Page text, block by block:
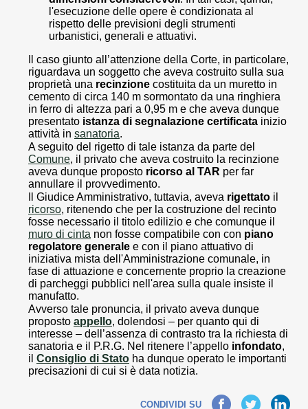
l'esecuzione delle opere è condizionata al
rispetto delle previsioni degli strumenti
urbanistici, generali e attuativi.
Il caso giunto all’attenzione della Corte, in particolare,
riguardava un soggetto che aveva costruito sulla sua
proprietà una recinzione costituita da un muretto in
cemento di circa 140 m sormontato da una ringhiera
in ferro di altezza pari a 0,95 m e che aveva dunque
presentato istanza di segnalazione certificata inizio
attività in sanatoria.
A seguito del rigetto di tale istanza da parte del
Comune, il privato che aveva costruito la recinzione
aveva dunque proposto ricorso al TAR per far
annullare il provvedimento.
Il Giudice Amministrativo, tuttavia, aveva rigettato il
ricorso, ritenendo che per la costruzione del recinto
fosse necessario il titolo edilizio e che comunque il
muro di cinta non fosse compatibile con con piano
regolatore generale e con il piano attuativo di
iniziativa mista dell'Amministrazione comunale, in
fase di attuazione e concernente proprio la creazione
di parcheggi pubblici nell'area sulla quale insiste il
manufatto.
Avverso tale pronuncia, il privato aveva dunque
proposto appello, dolendosi – per quanto qui di
interesse – dell’assenza di contrasto tra la richiesta di
sanatoria e il P.R.G. Nel ritenere l’appello infondato,
il Consiglio di Stato ha dunque operato le importanti
precisazioni di cui si è data notizia.
CONDIVIDI SUFacebook TwitterLinkedIn